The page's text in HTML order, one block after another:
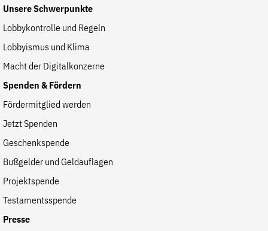
Unsere Schwerpunkte
Lobbykontrolle und Regeln
Lobbyismus und Klima
Macht der Digitalkonzerne
Spenden & Fördern
Fördermitglied werden
Jetzt Spenden
Geschenkspende
Bußgelder und Geldauflagen
Projektspende
Testamentsspende
Presse